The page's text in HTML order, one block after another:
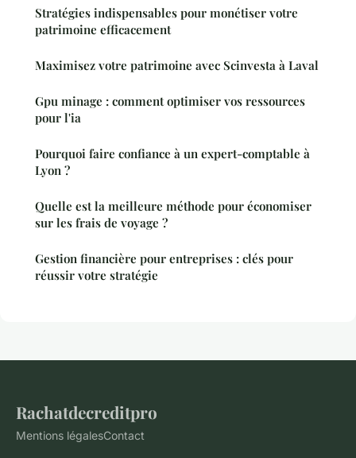
Stratégies indispensables pour monétiser votre
patrimoine efficacement
Maximisez votre patrimoine avec Scinvesta à Laval
Gpu minage : comment optimiser vos ressources
pour l'ia
Pourquoi faire confiance à un expert-comptable à
Lyon ?
Quelle est la meilleure méthode pour économiser
sur les frais de voyage ?
Gestion financière pour entreprises : clés pour
réussir votre stratégie
Rachatdecreditpro
Mentions légalesContact